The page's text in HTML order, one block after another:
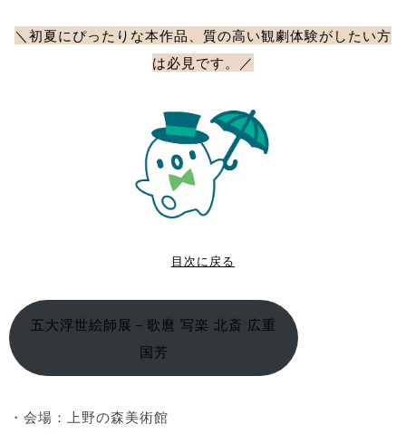
＼初夏にぴったりな本作品、質の高い観劇体験がしたい方
は必見です。 ／
目次に戻る
五大浮世絵師展－歌麿 写楽 北斎 広重
国芳
・会場：上野の森美術館